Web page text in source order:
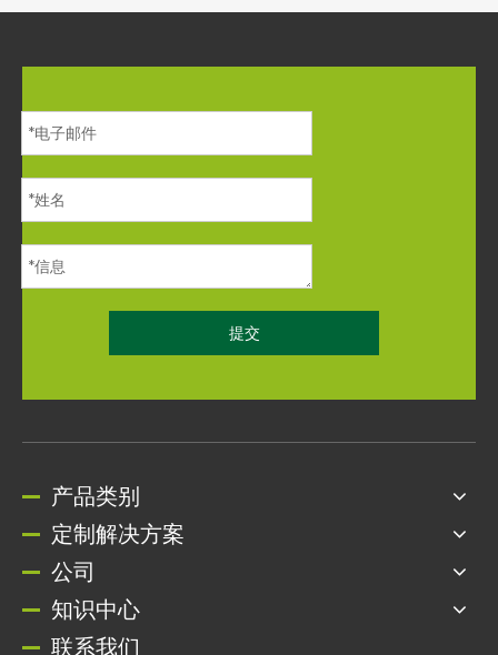
提交
产品类别
定制解决方案
公司
知识中心
联系我们